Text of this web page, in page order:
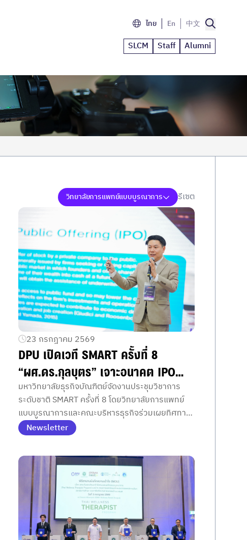
ไทย En 中文
SLCM Staff Alumni
วิทยาลัยการแพทย์แบบบูรณาการ รีเซต
23 กรกฎาคม 2569
DPU เปิดเวที SMART ครั้งที่ 8
“ผศ.ดร.กุลบุตร” เจาะอนาคต IPO
กลุ่มสุขภาพและชีวเภสัชภัณฑ์อาเซียน
ชี้หุ้นไทย–มาเลเซียเด่นระยะยาว เตือน
ราคาพุ่งวันแรกไม่การันตีกำไร ย้ำอ่าน
หนังสือชี้ชวน–บริหาร Cash Flow
ก่อนลงทุน
มหาวิทยาลัยธุรกิจบัณฑิตย์จัดงานประชุมวิชาการ
ระดับชาติ SMART ครั้งที่ 8 โดยวิทยาลัยการแพทย์
แบบบูรณาการและคณะบริหารธุรกิจร่วมเผยทิศทาง
ลงทุนหุ้นสุขภาพอาเซียน
Newsletter